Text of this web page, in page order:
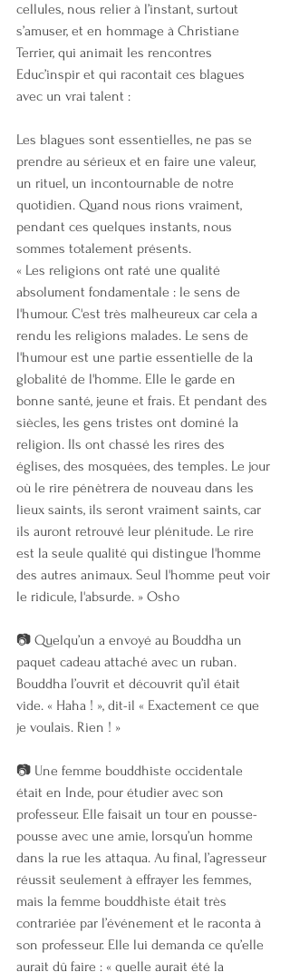
cellules, nous relier à l’instant, surtout
s’amuser, et en hommage à Christiane
Terrier, qui animait les rencontres
Educ’inspir et qui racontait ces blagues
avec un vrai talent :
Les blagues sont essentielles, ne pas se
prendre au sérieux et en faire une valeur,
un rituel, un incontournable de notre
quotidien. Quand nous rions vraiment,
pendant ces quelques instants, nous
sommes totalement présents.
« Les religions ont raté une qualité
absolument fondamentale : le sens de
l'humour. C'est très malheureux car cela a
rendu les religions malades. Le sens de
l'humour est une partie essentielle de la
globalité de l'homme. Elle le garde en
bonne santé, jeune et frais. Et pendant des
siècles, les gens tristes ont dominé la
religion. Ils ont chassé les rires des
églises, des mosquées, des temples. Le jour
où le rire pénètrera de nouveau dans les
lieux saints, ils seront vraiment saints, car
ils auront retrouvé leur plénitude. Le rire
est la seule qualité qui distingue l'homme
des autres animaux. Seul l'homme peut voir
le ridicule, l'absurde. » Osho
📷 Quelqu’un a envoyé au Bouddha un
paquet cadeau attaché avec un ruban.
Bouddha l’ouvrit et découvrit qu’il était
vide. « Haha ! », dit-il « Exactement ce que
je voulais. Rien ! »
📷 Une femme bouddhiste occidentale
était en Inde, pour étudier avec son
professeur. Elle faisait un tour en pousse-
pousse avec une amie, lorsqu’un homme
dans la rue les attaqua. Au final, l’agresseur
réussit seulement à effrayer les femmes,
mais la femme bouddhiste était très
contrariée par l’événement et le raconta à
son professeur. Elle lui demanda ce qu’elle
aurait dû faire : « quelle aurait été la